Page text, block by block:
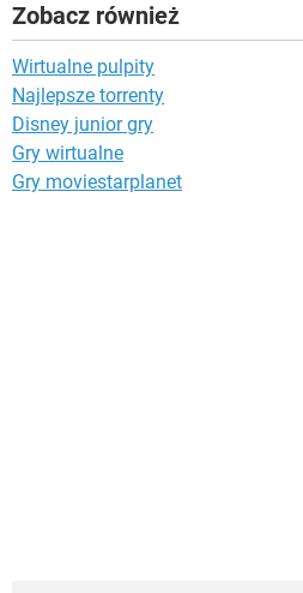
Zobacz również
Wirtualne pulpity
Najlepsze torrenty
Disney junior gry
Gry wirtualne
Gry moviestarplanet